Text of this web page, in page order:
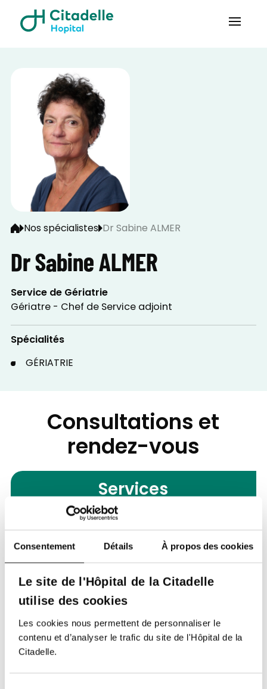
Consentement Détails À propos des cookies
Le site de l'Hôpital de la Citadelle
utilise des cookies
Les cookies nous permettent de personnaliser le
contenu et d’analyser le trafic du site de l'Hôpital de la
Citadelle.
Nos spécialistes Dr Sabine ALMER
Dr Sabine ALMER
Service de Gériatrie
Gériatre - Chef de Service adjoint
Spécialités
GÉRIATRIE
Consultations et
rendez-vous
Services
Contacter le service
Retour à tous nos spécialistes